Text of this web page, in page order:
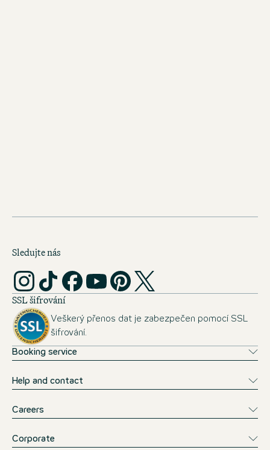
Sledujte nás
SSL šifrování
Veškerý přenos dat je zabezpečen pomocí SSL
šifrování.
Booking service
Help and contact
Careers
Corporate